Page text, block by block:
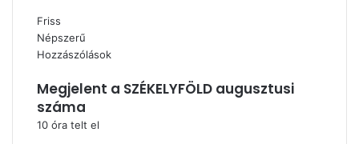
Friss
Népszerű
Hozzászólások
Megjelent a SZÉKELYFÖLD augusztusi
száma
10 óra telt el